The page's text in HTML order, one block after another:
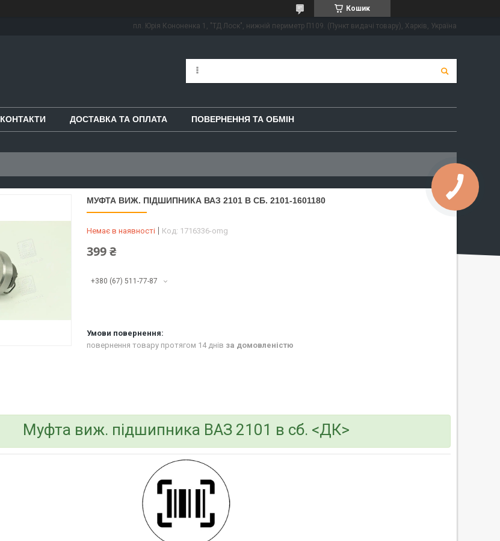
Кошик
пл. Юрія Кононенка 1, "ТД Лоск", нижній периметр П109. (Пункт видачі товару), Харків, Україна
КОНТАКТИ ДОСТАВКА ТА ОПЛАТА ПОВЕРНЕННЯ ТА ОБМІН
МУФТА ВИЖ. ПІДШИПНИКА ВАЗ 2101 В СБ. 2101-1601180
Немає в наявності Код: 1716336-omg
399 ₴
+380 (67) 511-77-87
повернення товару протягом 14 днів за домовленістю
Муфта виж. підшипника ВАЗ 2101 в сб. <ДК>